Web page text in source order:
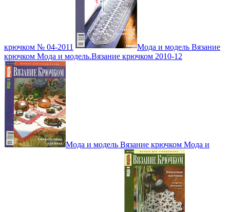
крючком № 04-2011
Мода и модель Вязание
крючком Мода и модель.Вязание крючком 2010-12
Мода и модель Вязание крючком Мода и